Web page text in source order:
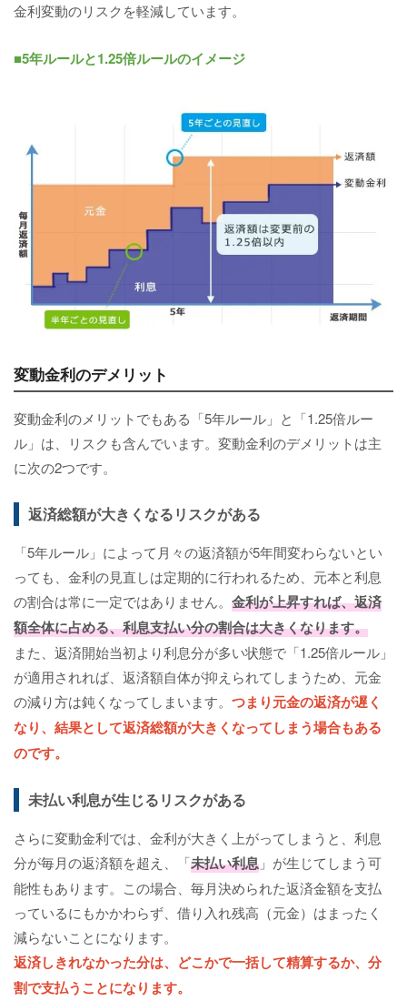
金利変動のリスクを軽減しています。
■5年ルールと1.25倍ルールのイメージ
変動金利のデメリット
変動金利のメリットでもある「5年ルール」と「1.25倍ルー
ル」は、リスクも含んでいます。変動金利のデメリットは主
に次の2つです。
返済総額が大きくなるリスクがある
「5年ルール」によって月々の返済額が5年間変わらないとい
っても、金利の見直しは定期的に行われるため、元本と利息
の割合は常に一定ではありません。 金利が上昇すれば、返済
額全体に占める、利息支払い分の割合は大きくなります。
また、返済開始当初より利息分が多い状態で「1.25倍ルール」
が適用されれば、返済額自体が抑えられてしまうため、元金
の減り方は鈍くなってしまいます。 つまり元金の返済が遅く
なり、結果として返済総額が大きくなってしまう場合もある
のです。
未払い利息が生じるリスクがある
さらに変動金利では、金利が大きく上がってしまうと、利息
分が毎月の返済額を超え、「未払い利息 」が生じてしまう可
能性もあります。この場合、毎月決められた返済金額を支払
っているにもかかわらず、借り入れ残高（元金）はまったく
減らないことになります。
返済しきれなかった分は、どこかで一括して精算するか、分
割で支払うことになります。